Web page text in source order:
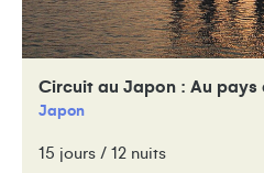
Circuit au Japon : Au pays
Japon
15 jours / 12 nuits